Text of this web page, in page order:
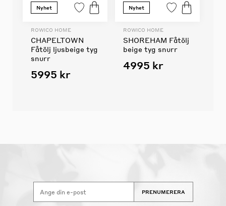
Nyhet
ROWICO HOME
CHAPELTOWN
Fåtölj ljusbeige tyg
snurr
5995 kr
Nyhet
ROWICO HOME
SHOREHAM Fåtölj
beige tyg snurr
4995 kr
PRENUMERERA